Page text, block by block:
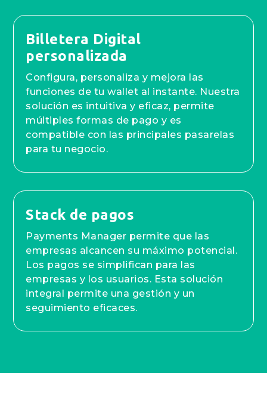
Billetera Digital
personalizada
Configura, personaliza y mejora las
funciones de tu wallet al instante. Nuestra
solución es intuitiva y eficaz, permite
múltiples formas de pago y es
compatible con las principales pasarelas
para tu negocio.
Stack de pagos
Payments Manager permite que las
empresas alcancen su máximo potencial.
Los pagos se simplifican para las
empresas y los usuarios. Esta solución
integral permite una gestión y un
seguimiento eficaces.